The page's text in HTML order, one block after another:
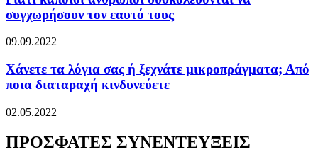
συγχωρήσουν τον εαυτό τους
09.09.2022
Χάνετε τα λόγια σας ή ξεχνάτε μικροπράγματα; Από
ποια διαταραχή κινδυνεύετε
02.05.2022
ΠΡΟΣΦΑΤΕΣ ΣΥΝΕΝΤΕΥΞΕΙΣ